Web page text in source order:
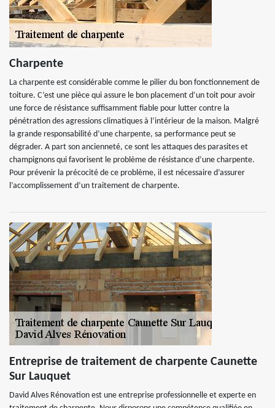
Charpente
La charpente est considérable comme le pilier du bon fonctionnement de
toiture. C’est une pièce qui assure le bon placement d’un toit pour avoir
une force de résistance suffisamment fiable pour lutter contre la
pénétration des agressions climatiques à l’intérieur de la maison. Malgré
la grande responsabilité d’une charpente, sa performance peut se
dégrader. A part son ancienneté, ce sont les attaques des parasites et
champignons qui favorisent le problème de résistance d’une charpente.
Pour prévenir la précocité de ce problème, il est nécessaire d’assurer
l’accomplissement d’un traitement de charpente.
Entreprise de traitement de charpente Caunette
Sur Lauquet
David Alves Rénovation est une entreprise professionnelle et experte en